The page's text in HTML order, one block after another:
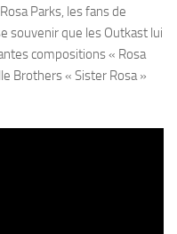
Parks, les fans de
souvenir que les Outkast lui
compositions « Rosa
Brothers « Sister Rosa »